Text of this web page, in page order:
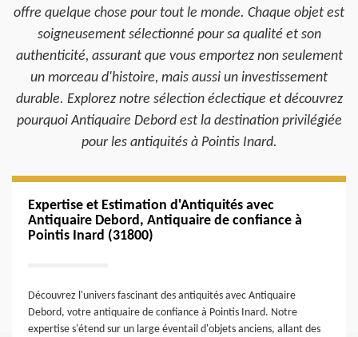
offre quelque chose pour tout le monde. Chaque objet est
soigneusement sélectionné pour sa qualité et son
authenticité, assurant que vous emportez non seulement
un morceau d'histoire, mais aussi un investissement
durable. Explorez notre sélection éclectique et découvrez
pourquoi Antiquaire Debord est la destination privilégiée
pour les antiquités à Pointis Inard.
Expertise et Estimation d'Antiquités avec
Antiquaire Debord, Antiquaire de confiance à
Pointis Inard (31800)
Découvrez l'univers fascinant des antiquités avec Antiquaire
Debord, votre antiquaire de confiance à Pointis Inard. Notre
expertise s'étend sur un large éventail d'objets anciens, allant des